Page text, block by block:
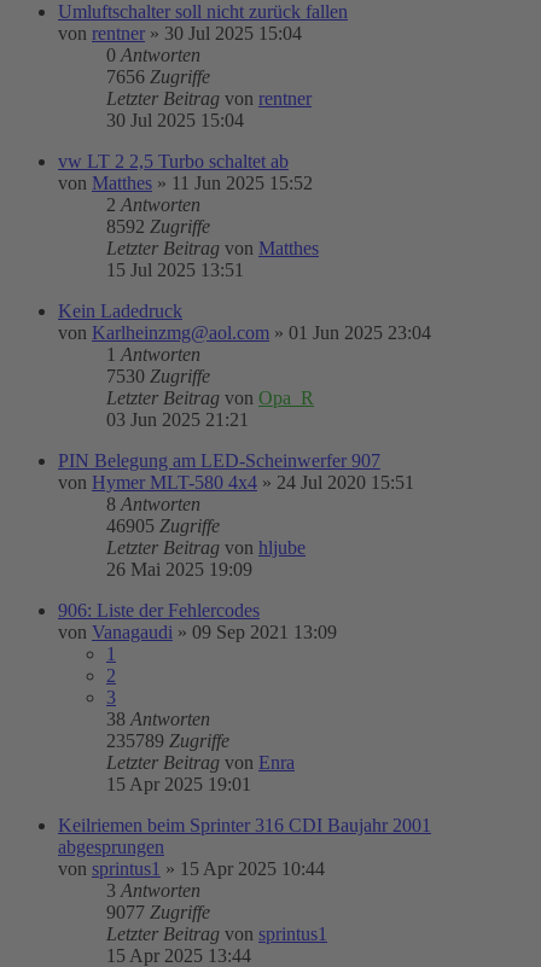
Umluftschalter soll nicht zurück fallen
von rentner » 30 Jul 2025 15:04
0 Antworten
7656 Zugriffe
Letzter Beitrag von rentner
30 Jul 2025 15:04
vw LT 2 2,5 Turbo schaltet ab
von Matthes » 11 Jun 2025 15:52
2 Antworten
8592 Zugriffe
Letzter Beitrag von Matthes
15 Jul 2025 13:51
Kein Ladedruck
von Karlheinzmg@aol.com » 01 Jun 2025 23:04
1 Antworten
7530 Zugriffe
Letzter Beitrag von Opa_R
03 Jun 2025 21:21
PIN Belegung am LED-Scheinwerfer 907
von Hymer MLT-580 4x4 » 24 Jul 2020 15:51
8 Antworten
46905 Zugriffe
Letzter Beitrag von hljube
26 Mai 2025 19:09
906: Liste der Fehlercodes
von Vanagaudi » 09 Sep 2021 13:09
1
2
3
38 Antworten
235789 Zugriffe
Letzter Beitrag von Enra
15 Apr 2025 19:01
Keilriemen beim Sprinter 316 CDI Baujahr 2001
abgesprungen
von sprintus1 » 15 Apr 2025 10:44
3 Antworten
9077 Zugriffe
Letzter Beitrag von sprintus1
15 Apr 2025 13:44